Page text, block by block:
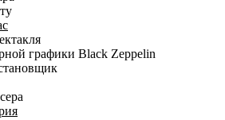
графики Black Zeppelin